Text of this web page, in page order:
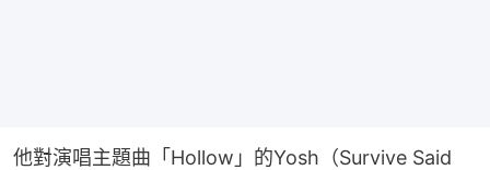
他對演唱主題曲「Hollow」的Yosh（Survive Said